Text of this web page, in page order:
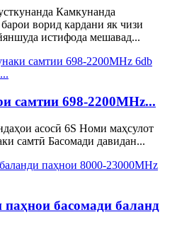
Камкунанда
ворид кардани як чизи
истифода мешавад...
самтии 698-2200MHz...
асосӣ 6S Номи маҳсулот
самтӣ Басомади давидан...
паҳнои басомади баланд